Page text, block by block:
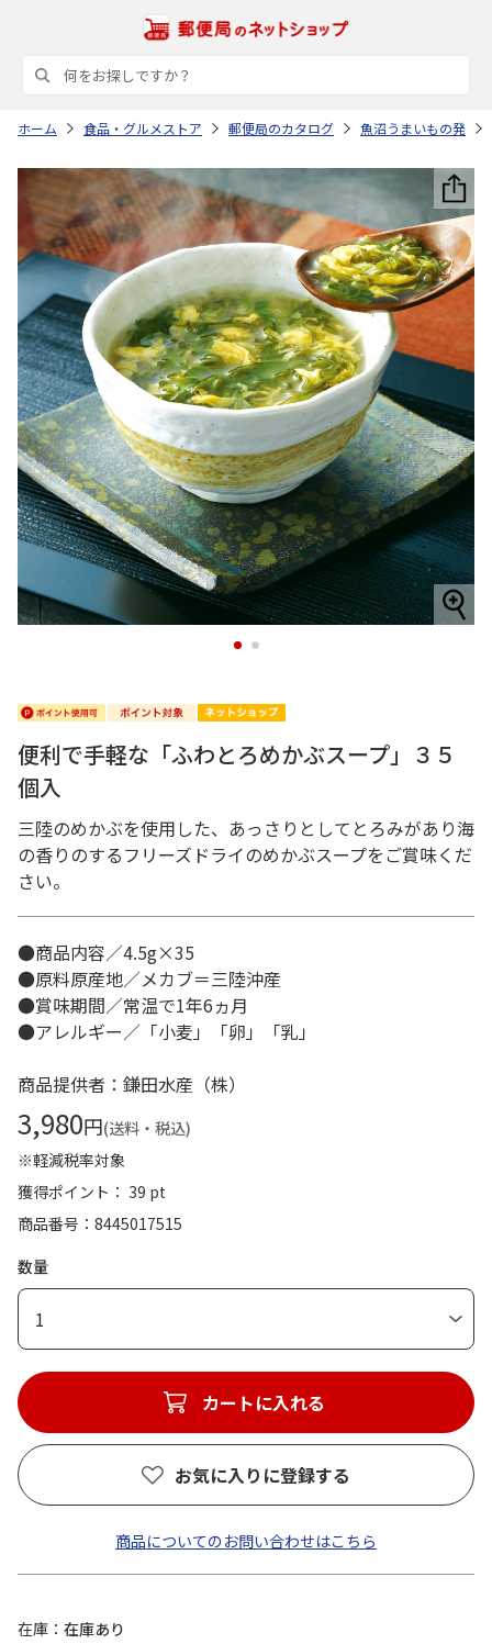
ホーム 食品・グルメストア 郵便局のカタログ 魚沼うまいもの発
1 2
便利で手軽な「ふわとろめかぶスープ」３５
個入
三陸のめかぶを使用した、あっさりとしてとろみがあり海
の香りのするフリーズドライのめかぶスープをご賞味くだ
さい。
●商品内容／4.5g×35
●原料原産地／メカブ＝三陸沖産
●賞味期間／常温で1年6ヵ月
●アレルギー／「小麦」「卵」「乳」
商品提供者：鎌田水産（株）
3,980円(送料・税込)
※軽減税率対象
獲得ポイント： 39 pt
商品番号
8445017515
数量
1
カートに入れる
お気に入りに登録する
商品についてのお問い合わせはこちら
在庫
在庫あり